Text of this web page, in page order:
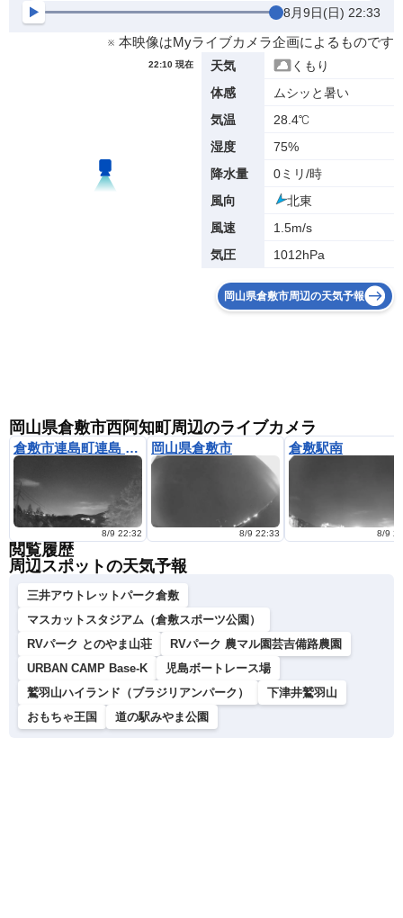
8月9日(日) 22:33
※ 本映像はMyライブカメラ企画によるものです
22:10 現在 天気
くもり
体感
ムシッと暑い
気温
28.4℃
湿度
75%
降水量
0ミリ/時
風向
北東
風速
1.5m/s
気圧
1012hPa
岡山県倉敷市周辺の天気予報
岡山県倉敷市西阿知町周辺のライブカメラ
倉敷市連島町連島 鶯が丘
8/9 22:32
岡山県倉敷市
8/9 22:33
倉敷駅南
8/9
閲覧履歴
周辺スポットの天気予報
三井アウトレットパーク倉敷
マスカットスタジアム（倉敷スポーツ公園）
RVパーク とのやま山荘
RVパーク 農マル園芸吉備路農園
URBAN CAMP Base-K
児島ボートレース場
鷲羽山ハイランド（ブラジリアンパーク）
下津井鷲羽山
おもちゃ王国
道の駅みやま公園